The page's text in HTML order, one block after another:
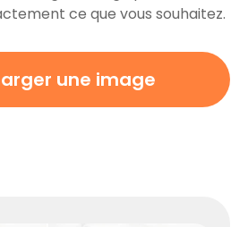
ce que vous souhaitez.
une image